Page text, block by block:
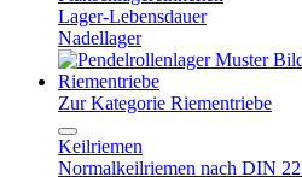
Lager-Lebensdauer
Nadellager
Riementriebe
Zur Kategorie Riementriebe
Keilriemen
Normalkeilriemen nach DIN